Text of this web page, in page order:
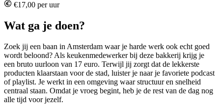
€17,00 per uur
Wat ga je doen?
Zoek jij een baan in Amsterdam waar je harde werk ook echt goed
wordt beloond? Als keukenmedewerker bij deze bakkerij krijg je
een bruto uurloon van 17 euro. Terwijl jij zorgt dat de lekkerste
producten klaarstaan voor de stad, luister je naar je favoriete podcast
of playlist. Je werkt in een omgeving waar structuur en snelheid
centraal staan. Omdat je vroeg begint, heb je de rest van de dag nog
alle tijd voor jezelf.